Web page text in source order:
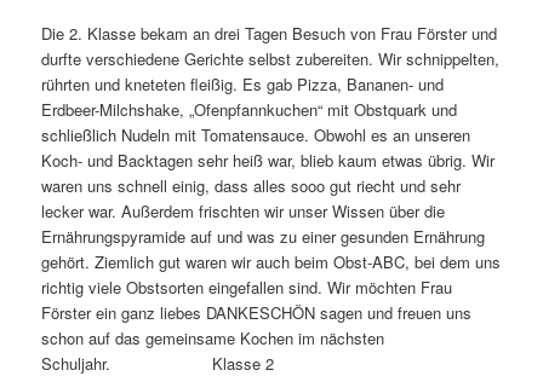
Die 2. Klasse bekam an drei Tagen Besuch von Frau Förster und
durfte verschiedene Gerichte selbst zubereiten. Wir schnippelten,
rührten und kneteten fleißig. Es gab Pizza, Bananen- und
Erdbeer-Milchshake, „Ofenpfannkuchen“ mit Obstquark und
schließlich Nudeln mit Tomatensauce. Obwohl es an unseren
Koch- und Backtagen sehr heiß war, blieb kaum etwas übrig. Wir
waren uns schnell einig, dass alles sooo gut riecht und sehr
lecker war. Außerdem frischten wir unser Wissen über die
Ernährungspyramide auf und was zu einer gesunden Ernährung
gehört. Ziemlich gut waren wir auch beim Obst-ABC, bei dem uns
richtig viele Obstsorten eingefallen sind. Wir möchten Frau
Förster ein ganz liebes DANKESCHÖN sagen und freuen uns
schon auf das gemeinsame Kochen im nächsten
Schuljahr. Klasse 2